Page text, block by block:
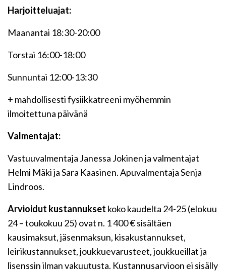
Harjoitteluajat:
Maanantai 18:30-20:00
Torstai 16:00-18:00
Sunnuntai 12:00-13:30
+ mahdollisesti fysiikkatreeni myöhemmin
ilmoitettuna päivänä
Valmentajat:
Vastuuvalmentaja Janessa Jokinen ja valmentajat
Helmi Mäki ja Sara Kaasinen. Apuvalmentaja Senja
Lindroos.
Arvioidut kustannukset koko kaudelta 24-25 (elokuu
24 – toukokuu 25) ovat n. 1 400 € sisältäen
kausimaksut, jäsenmaksun, kisakustannukset,
leirikustannukset, joukkuevarusteet, joukkueillat ja
lisenssin ilman vakuutusta. Kustannusarvioon ei sisälly